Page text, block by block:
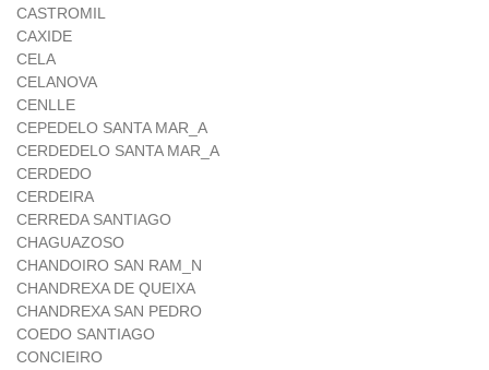
CASTROMIL
CAXIDE
CELA
CELANOVA
CENLLE
CEPEDELO SANTA MAR_A
CERDEDELO SANTA MAR_A
CERDEDO
CERDEIRA
CERREDA SANTIAGO
CHAGUAZOSO
CHANDOIRO SAN RAM_N
CHANDREXA DE QUEIXA
CHANDREXA SAN PEDRO
COEDO SANTIAGO
CONCIEIRO